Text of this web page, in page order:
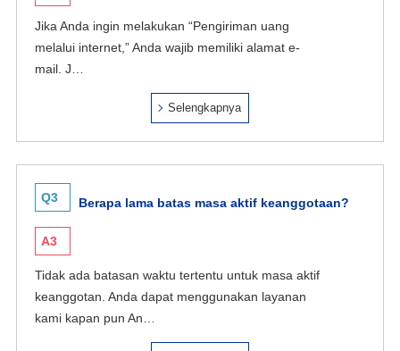
Jika Anda ingin melakukan “Pengiriman uang
melalui internet,” Anda wajib memiliki alamat e-
mail. J…
Selengkapnya
Q3 Berapa lama batas masa aktif keanggotaan?
A3
Tidak ada batasan waktu tertentu untuk masa aktif
keanggotan. Anda dapat menggunakan layanan
kami kapan pun An…